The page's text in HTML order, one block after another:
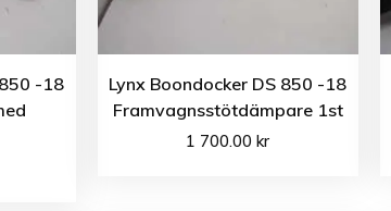
-18
Lynx Boondocker DS 850 -18
Framvagnsstötdämpare 1st
1 700.00kr